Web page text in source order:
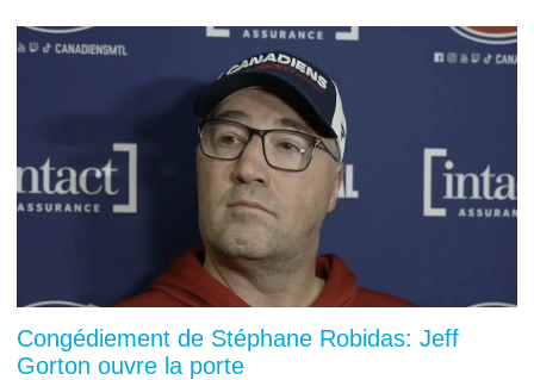
Congédiement de Stéphane Robidas: Jeff
Gorton ouvre la porte